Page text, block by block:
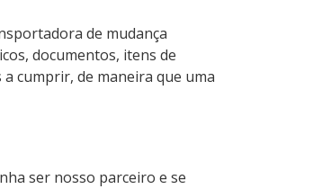
de mudança
documentos, itens de
cumprir, de maneira que uma
ser nosso parceiro e se